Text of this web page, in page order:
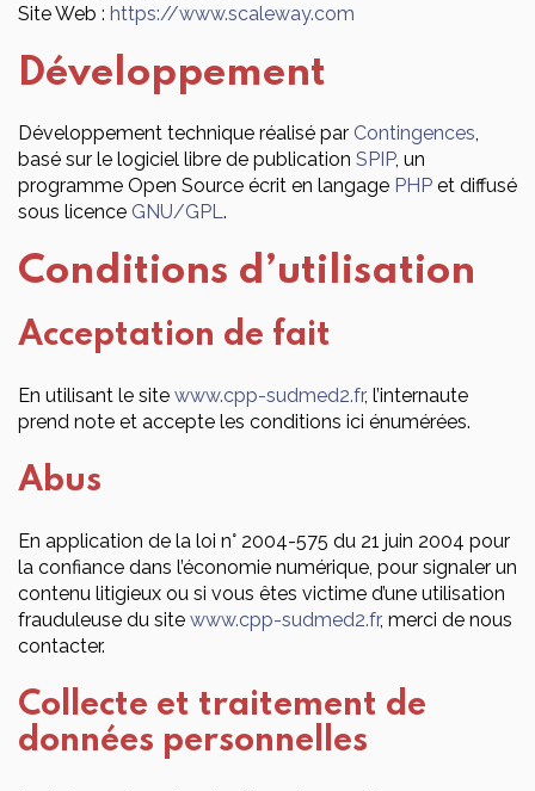
Site Web : https://www.scaleway.com
Développement
Développement technique réalisé par Contingences,
basé sur le logiciel libre de publication SPIP, un
programme Open Source écrit en langage PHP et diffusé
sous licence GNU/GPL.
Conditions d’utilisation
Acceptation de fait
En utilisant le site www.cpp-sudmed2.fr, l’internaute
prend note et accepte les conditions ici énumérées.
Abus
En application de la loi n° 2004-575 du 21 juin 2004 pour
la confiance dans l’économie numérique, pour signaler un
contenu litigieux ou si vous êtes victime d’une utilisation
frauduleuse du site www.cpp-sudmed2.fr, merci de nous
contacter.
Collecte et traitement de
données personnelles